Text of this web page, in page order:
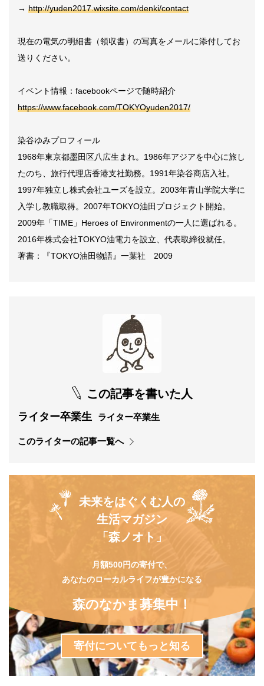
→ http://yuden2017.wixsite.com/denki/contact
現在の電気の明細書（領収書）の写真をメールに添付してお
送りください。
イベント情報：facebookページで随時紹介
https://www.facebook.com/TOKYOyuden2017/
染谷ゆみプロフィール
1968年東京都墨田区八広生まれ。1986年アジアを中心に旅し
たのち、旅行代理店香港支社勤務。1991年染谷商店入社。
1997年独立し株式会社ユーズを設立。2003年青山学院大学に
入学し教職取得。2007年TOKYO油田プロジェクト開始。
2009年「TIME」Heroes of Environmentの一人に選ばれる。
2016年株式会社TOKYO油電力を設立、代表取締役就任。
著書：『TOKYO油田物語』一葉社 2009
この記事を書いた人
ライター卒業生 ライター卒業生
このライターの記事一覧へ
未来をはぐくむ人の
生活マガジン
「森ノオト」
月額500円の寄付で、
あなたのローカルライフが豊かになる
森のなかま募集中！
寄付についてもっと知る